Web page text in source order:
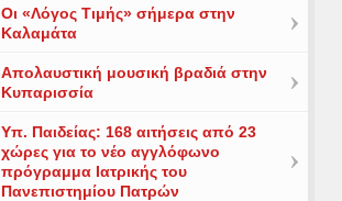
Οι «Λόγος Τιμής» σήμερα στην
Καλαμάτα
Απολαυστική μουσική βραδιά στην
Κυπαρισσία
Υπ. Παιδείας: 168 αιτήσεις από 23
χώρες για το νέο αγγλόφωνο
πρόγραμμα Ιατρικής του
Πανεπιστημίου Πατρών